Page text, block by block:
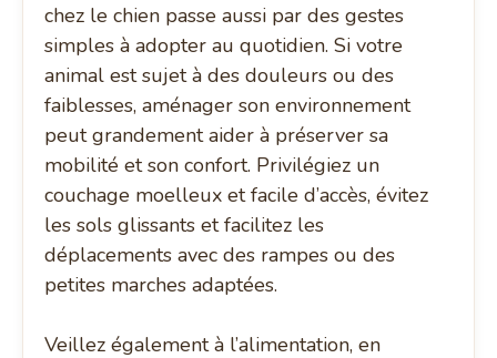
chez le chien passe aussi par des gestes
simples à adopter au quotidien. Si votre
animal est sujet à des douleurs ou des
faiblesses, aménager son environnement
peut grandement aider à préserver sa
mobilité et son confort. Privilégiez un
couchage moelleux et facile d’accès, évitez
les sols glissants et facilitez les
déplacements avec des rampes ou des
petites marches adaptées.
Veillez également à l’alimentation, en